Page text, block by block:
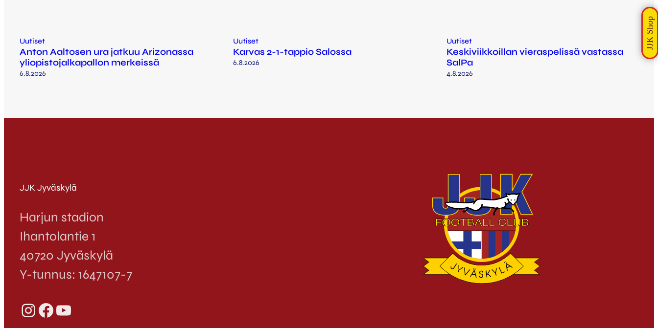
Uutiset
Anton Aaltosen ura jatkuu Arizonassa
yliopistojalkapallon merkeissä
6.8.2026
Uutiset
Karvas 2-1-tappio Salossa
6.8.2026
Uutiset
Keskiviikkoillan vieraspelissä vastassa
SalPa
4.8.2026
JJK Jyväskylä
Harjun stadion
Ihantolantie 1
40720 Jyväskylä
Y-tunnus: 1647107-7
InstagramFacebook YouTube